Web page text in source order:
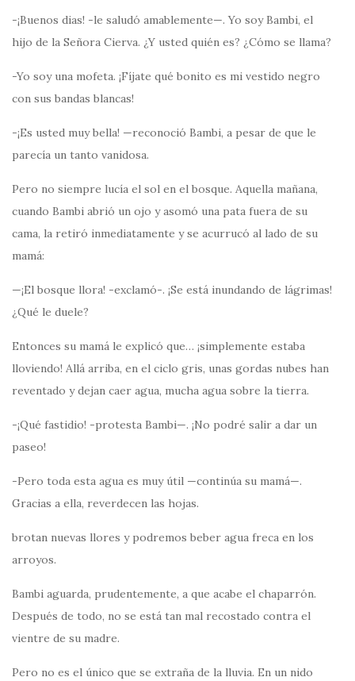
-¡Buenos dias! -le saludó amablemente—. Yo soy Bambi, el
hijo de la Señora Cierva. ¿Y usted quién es? ¿Cómo se llama?
-Yo soy una mofeta. ¡Fíjate qué bonito es mi vestido negro
con sus bandas blancas!
-¡Es usted muy bella! —reconoció Bambi, a pesar de que le
parecía un tanto vanidosa.
Pero no siempre lucía el sol en el bosque. Aquella mañana,
cuando Bambi abrió un ojo y asomó una pata fuera de su
cama, la retiró inmediatamente y se acurrucó al lado de su
mamá:
—¡El bosque llora! -exclamó-. ¡Se está inundando de lágrimas!
¿Qué le duele?
Entonces su mamá le explicó que… ¡simplemente estaba
lloviendo! Allá arriba, en el ciclo gris, unas gordas nubes han
reventado y dejan caer agua, mucha agua sobre la tierra.
-¡Qué fastidio! -protesta Bambi—. ¡No podré salir a dar un
paseo!
-Pero toda esta agua es muy útil —continúa su mamá—.
Gracias a ella, reverdecen las hojas.
brotan nuevas llores y podremos beber agua freca en los
arroyos.
Bambi aguarda, prudentemente, a que acabe el chaparrón.
Después de todo, no se está tan mal recostado contra el
vientre de su madre.
Pero no es el único que se extraña de la lluvia. En un nido